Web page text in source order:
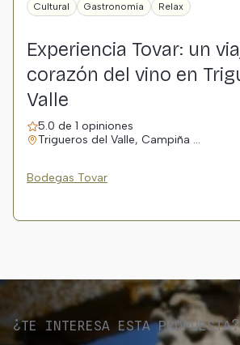
Cultural Gastronomía Relax
Experiencia Tovar: un
corazón del vino en
Valle
5.0 de 1 opiniones
Trigueros del Valle, Campiña …
Bodegas Tovar
¿TE INTERESA ESTA PROPUESTA?